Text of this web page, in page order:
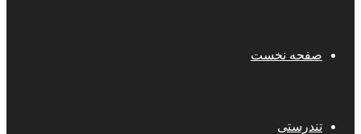
صفحه نخست
تندرستی